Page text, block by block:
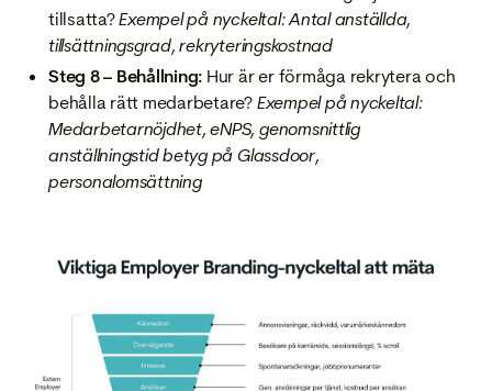
tillsatta?Exempel på nyckeltal: Antal anställda,
tillsättningsgrad, rekryteringskostnad
Steg 8 – Behållning: Hur är er förmåga rekrytera och
behålla rätt medarbetare?Exempel på nyckeltal:
Medarbetarnöjdhet, eNPS, genomsnittlig
anställningstid betyg på Glassdoor,
personalomsättning